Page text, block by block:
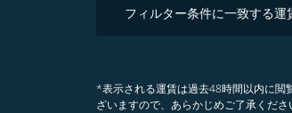
フィルター条件に一致する運
*表示される運賃は過去48時間以内に閲
ざいますので、あらかじめご了承くださ